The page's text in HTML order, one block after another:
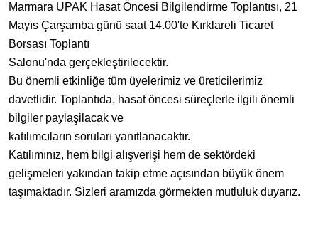
Marmara UPAK Hasat Öncesi Bilgilendirme Toplantısı, 21
Mayıs Çarşamba günü saat 14.00'te Kırklareli Ticaret
Borsası Toplantı
Salonu'nda gerçekleştirilecektir.
Bu önemli etkinliğe tüm üyelerimiz ve üreticilerimiz
davetlidir. Toplantıda, hasat öncesi süreçlerle ilgili önemli
bilgiler paylaşilacak ve
katılımcıların soruları yanıtlanacaktır.
Katılımınız, hem bilgi alışverişi hem de sektördeki
gelişmeleri yakından takip etme açısından büyük önem
taşımaktadır. Sizleri aramızda görmekten mutluluk duyarız.